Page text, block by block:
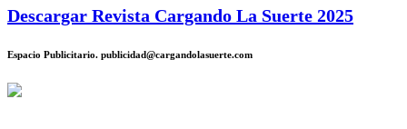
Descargar Revista Cargando La Suerte 2025
Espacio Publicitario. publicidad@cargandolasuerte.com